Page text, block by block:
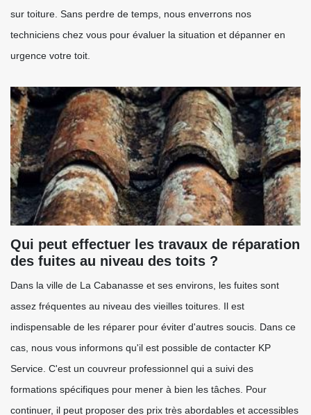
sur toiture. Sans perdre de temps, nous enverrons nos
techniciens chez vous pour évaluer la situation et dépanner en
urgence votre toit.
Qui peut effectuer les travaux de réparation
des fuites au niveau des toits ?
Dans la ville de La Cabanasse et ses environs, les fuites sont
assez fréquentes au niveau des vieilles toitures. Il est
indispensable de les réparer pour éviter d'autres soucis. Dans ce
cas, nous vous informons qu'il est possible de contacter KP
Service. C'est un couvreur professionnel qui a suivi des
formations spécifiques pour mener à bien les tâches. Pour
continuer, il peut proposer des prix très abordables et accessibles